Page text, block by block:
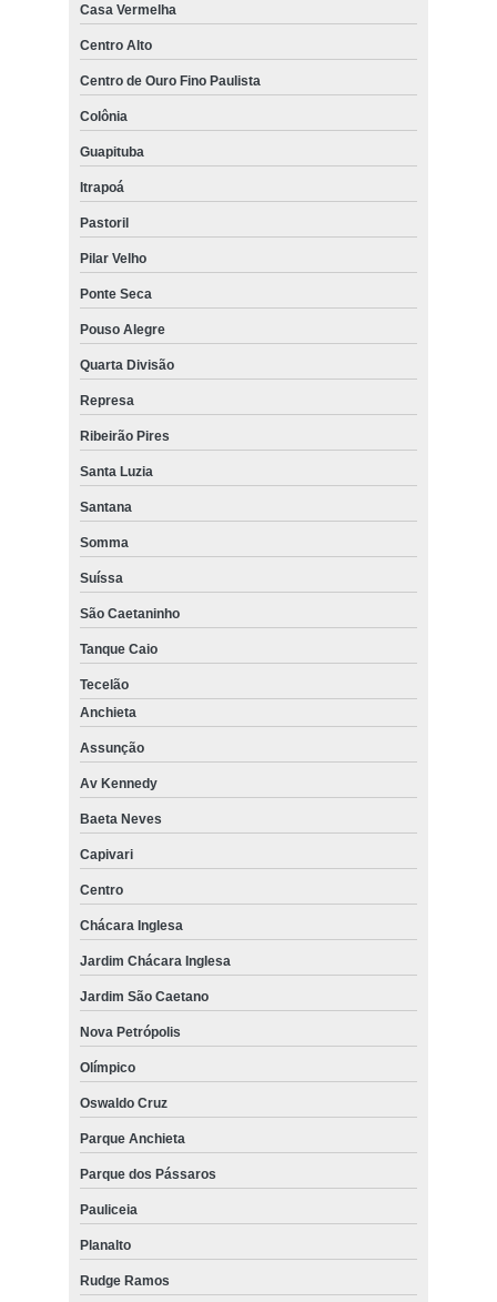
Casa Vermelha
Centro Alto
Centro de Ouro Fino Paulista
Colônia
Guapituba
Itrapoá
Pastoril
Pilar Velho
Ponte Seca
Pouso Alegre
Quarta Divisão
Represa
Ribeirão Pires
Santa Luzia
Santana
Somma
Suíssa
São Caetaninho
Tanque Caio
Tecelão
Anchieta
Assunção
Av Kennedy
Baeta Neves
Capivari
Centro
Chácara Inglesa
Jardim Chácara Inglesa
Jardim São Caetano
Nova Petrópolis
Olímpico
Oswaldo Cruz
Parque Anchieta
Parque dos Pássaros
Pauliceia
Planalto
Rudge Ramos